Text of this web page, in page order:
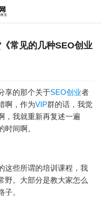
常见的几种SEO创业
享的那个关于SEO创业者
啊，作为VIP群的话，我觉
，我就重新再复述一遍
间啊。
这些所谓的培训 课程，我
野。大部分是教大家怎么
。